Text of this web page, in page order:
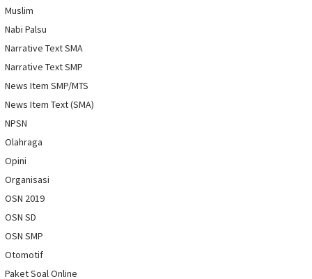
Muslim
Nabi Palsu
Narrative Text SMA
Narrative Text SMP
News Item SMP/MTS
News Item Text (SMA)
NPSN
Olahraga
Opini
Organisasi
OSN 2019
OSN SD
OSN SMP
Otomotif
Paket Soal Online